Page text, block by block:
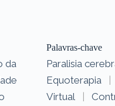
da
Palavras-chave
Paralisia
Equoterapia
|
Virtual
|